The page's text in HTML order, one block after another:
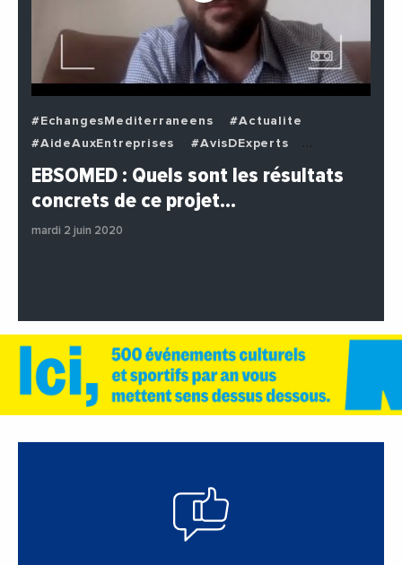
#EchangesMediterraneens
#Actualite
#AideAuxEntreprises
#AvisDExperts
#BuzzNews
#Decideurs
#Entreprises
#Institutions
EBSOMED : Quels sont les résultats
concrets de ce projet…
mardi 2 juin 2020